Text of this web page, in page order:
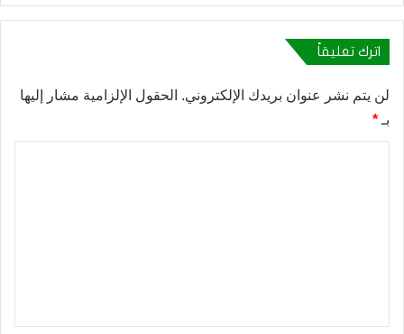
اترك تعليقاً
لن يتم نشر عنوان بريدك الإلكتروني. الحقول الإلزامية مشار إليها
بـ *